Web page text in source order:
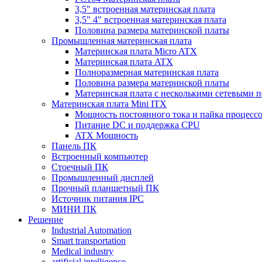
3,5" встроенная материнская плата
3,5" 4" встроенная материнская плата
Половина размера материнской платы
Промышленная материнская плата
Материнская плата Micro ATX
Материнская плата ATX
Полноразмерная материнская плата
Половина размера материнской платы
Материнская плата с несколькими сетевыми
Материнская плата Mini ITX
Мощность постоянного тока и пайка
Питание DC и поддержка CPU
ATX Мощность
Панель ПК
Встроенный компьютер
Стоечный ПК
Промышленный дисплей
Прочный планшетный ПК
Источник питания IPC
МИНИ ПК
Решение
Industrial Automation
Smart transportation
Medical industry